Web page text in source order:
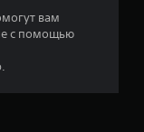
я
и
вам
с помощью